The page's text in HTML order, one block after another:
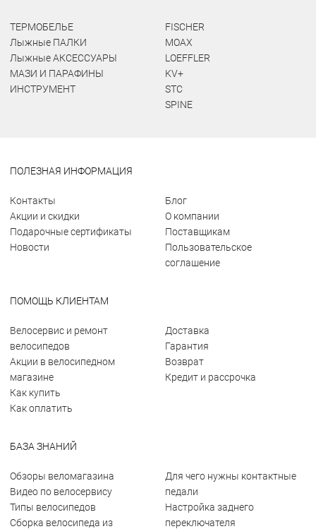
ТЕРМОБЕЛЬЕ
Лыжные ПАЛКИ
Лыжные АКСЕССУАРЫ
МАЗИ И ПАРАФИНЫ
ИНСТРУМЕНТ
FISCHER
MOAX
LOEFFLER
KV+
STC
SPINE
ПОЛЕЗНАЯ ИНФОРМАЦИЯ
Контакты
Акции и скидки
Подарочные сертификаты
Новости
Блог
О компании
Поставщикам
Пользовательское
соглашение
ПОМОЩЬ КЛИЕНТАМ
Велосервис и ремонт
велосипедов
Акции в велосипедном
магазине
Как купить
Как оплатить
Доставка
Гарантия
Возврат
Кредит и рассрочка
БАЗА ЗНАНИЙ
Обзоры веломагазина
Видео по велосервису
Типы велосипедов
Сборка велосипеда из
Для чего нужны контактные
педали
Настройка заднего
переключателя